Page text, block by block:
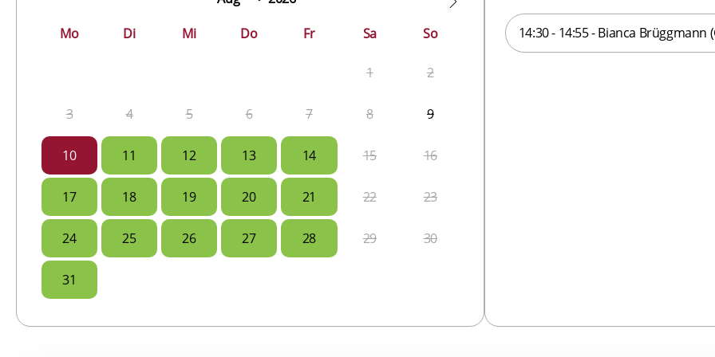
Mo
Di Mi Do Fr Sa So
1 2
3 4 5 6 7 8 9
10 11 12 13 14 15 16
17 18 19 20 21 22 23
24 25 26 27 28 29 30
31
14:30 - 14:55 - Bianca Brüggmann